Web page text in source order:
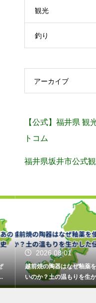
観光
釣り
アーカイブ
【公式】福井県 観
トコム
福井県坂井市公式
2026.08.01
越前焼の陶器はなぜ釉薬を使わ
いのか？土の温もりを生かした
統技法